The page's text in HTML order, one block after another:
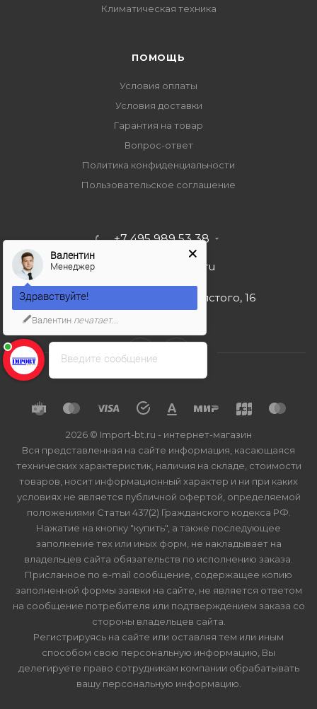
Климатическая техника
ПОМОЩЬ
Условия оплаты
Условия доставки
Гарантия на товар
Вопрос-ответ
Политика конфиденциальности
Пользовательское соглашение
+7 495 989 53 38
import-bt@bk.ru
г. Москва, ул. Льва Толстого, 16
2026 © Import-bt.ru - интернет-магазин
Вся представленная на сайте информация, касающаяся
технических характеристик, наличия на складе, стоимости
товаров, носит информационный характер и ни при каких
условиях не является публичной офертой, определяемой
положениями Статьи 437(2) Гражданского кодекса РФ.
Нажатие на кнопку "купить", а также последующее
заполнение тех или иных форм, не накладывает на
владельцев сайта обязательств по исполнению заказа.
Присланное по e-mail сообщение, содержащее копию
заполненной формы заявки на сайте, не является ответом
на сообщение потребителя или подтверждением заказа со
стороны владельцев сайта.
Регистрируясь на сайте или оставляя тем или иным
способом свою персональную информацию, Вы
делегируете право сотрудникам компании обрабатывать
вашу персональную информацию.
Введите сообщение
Валентин
Менеджер
Здравствуйте!
Валентин печатает...